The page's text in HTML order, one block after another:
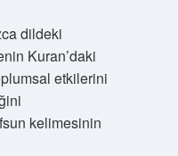
dildeki
Kuran’daki
etkilerini
kelimesinin